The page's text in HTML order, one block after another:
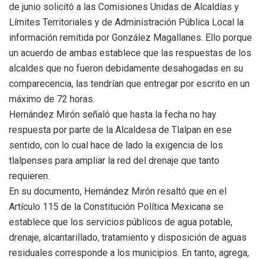
de junio solicitó a las Comisiones Unidas de Alcaldías y
Límites Territoriales y de Administración Pública Local la
información remitida por González Magallanes. Ello porque
un acuerdo de ambas establece que las respuestas de los
alcaldes que no fueron debidamente desahogadas en su
comparecencia, las tendrían que entregar por escrito en un
máximo de 72 horas.
Hernández Mirón señaló que hasta la fecha no hay
respuesta por parte de la Alcaldesa de Tlalpan en ese
sentido, con lo cual hace de lado la exigencia de los
tlalpenses para ampliar la red del drenaje que tanto
requieren.
En su documento, Hernández Mirón resaltó que en el
Artículo 115 de la Constitución Política Mexicana se
establece que los servicios públicos de agua potable,
drenaje, alcantarillado, tratamiento y disposición de aguas
residuales corresponde a los municipios. En tanto, agrega,